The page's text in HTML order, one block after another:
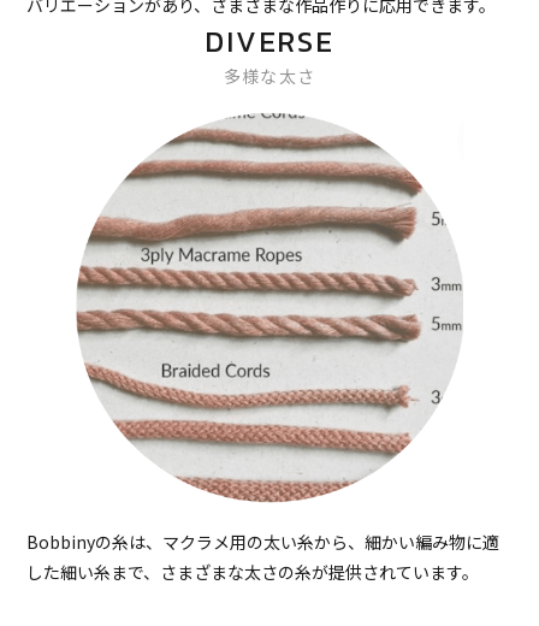
バリエーションがあり、さまざまな作品作りに応用できます。
DIVERSE
多様な太さ
Bobbinyの糸は、マクラメ用の太い糸から、細かい編み物に適
した細い糸まで、さまざまな太さの糸が提供されています。